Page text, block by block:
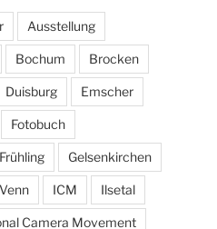
Ausstellung
Bochum Brocken
Duisburg Emscher
Fotobuch
Frühling Gelsenkirchen
ICM Ilsetal
Camera Movement